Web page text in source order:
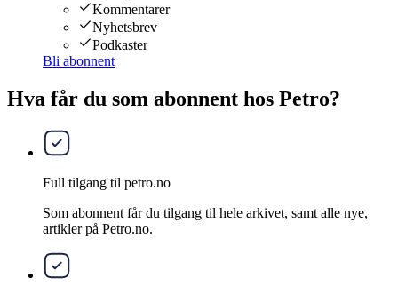
Kommentarer
Nyhetsbrev
Podkaster
Bli abonnent
Hva får du som abonnent hos Petro?
Full tilgang til petro.no
Som abonnent får du tilgang til hele arkivet, samt alle nye,
artikler på Petro.no.